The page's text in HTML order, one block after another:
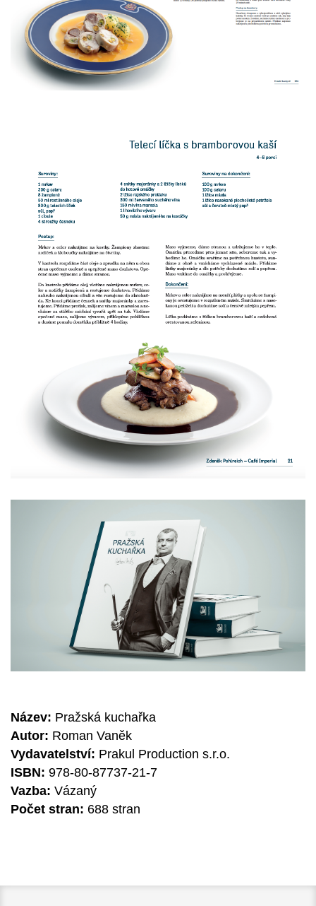
Název: Pražská kuchařka
Autor: Roman Vaněk
Vydavatelství: Prakul Production s.r.o.
ISBN: 978-80-87737-21-7
Vazba: Vázaný
Počet stran: 688 stran